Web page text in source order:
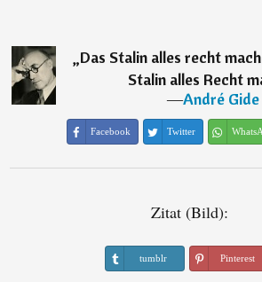
„Das Stalin alles recht
Stalin alles Recht
―André Gide
Facebook Twitter
Zitat (Bild):
tumblr Pinterest